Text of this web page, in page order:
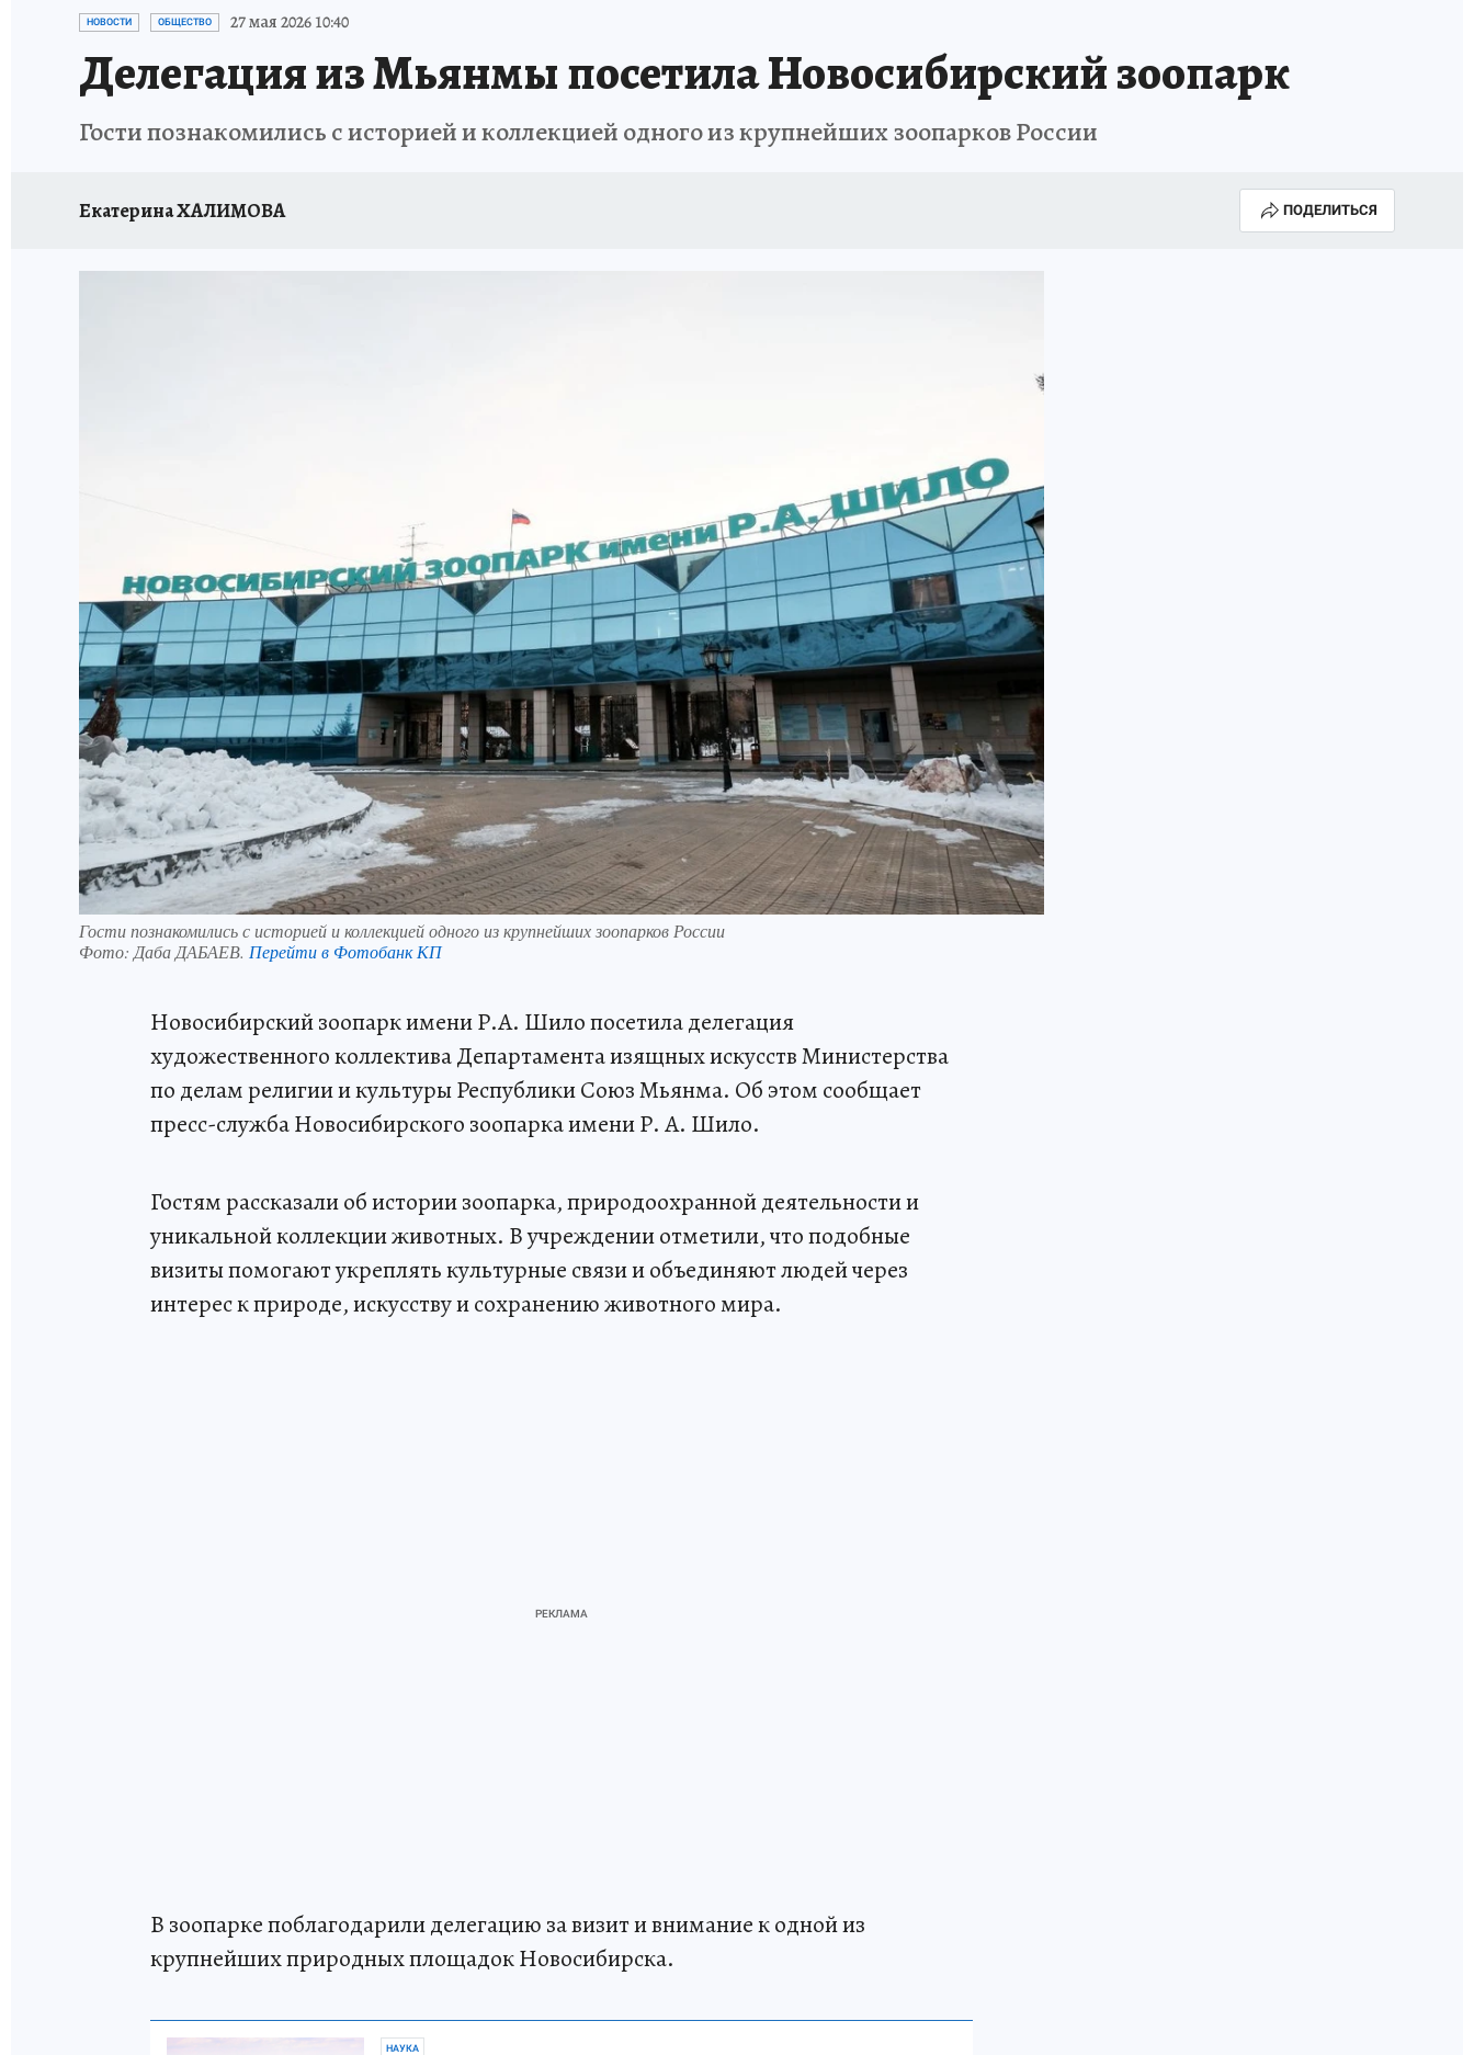
ОТДЫХ В РОССИИ ЗАПОВЕДНАЯ РОССИЯ
НОВОСТИ ОБЩЕСТВО 27 мая 2026 10:40
Делегация из Мьянмы посетила Новосибирский зоопарк
Гости познакомились с историей и коллекцией одного из крупнейших зоопарков России
Екатерина ХАЛИМОВА ПОДЕЛИТЬСЯ
Гости познакомились с историей и коллекцией одного из крупнейших зоопарков России
Фото: Даба ДАБАЕВ. Перейти в Фотобанк КП
Новосибирский зоопарк имени Р.А. Шило посетила делегация
художественного коллектива Департамента изящных искусств Министерства
по делам религии и культуры Республики Союз Мьянма. Об этом сообщает
пресс-служба Новосибирского зоопарка имени Р. А. Шило.
Гостям рассказали об истории зоопарка, природоохранной деятельности и
уникальной коллекции животных. В учреждении отметили, что подобные
визиты помогают укреплять культурные связи и объединяют людей через
интерес к природе, искусству и сохранению животного мира.
В зоопарке поблагодарили делегацию за визит и внимание к одной из
крупнейших природных площадок Новосибирска.
НАУКА